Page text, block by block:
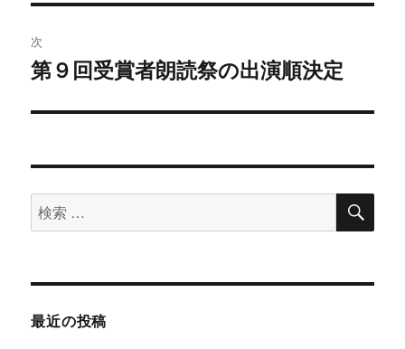
ビ
ゲ
ー
ン
の
投
稿:
次
次
投
第９回受賞者朗読祭の出演順決定
検
索
象:
検
最近の投稿